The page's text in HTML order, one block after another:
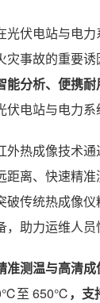
光伏电站与电
灾事故的重要
能分析、便携耐
伏电站与电力系
外热成像技术
距离、快速精
破传统热成像
，助力运维人员
准测温与高清成
至 650℃，支